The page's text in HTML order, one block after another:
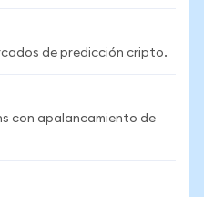
de predicción cripto.
con apalancamiento de